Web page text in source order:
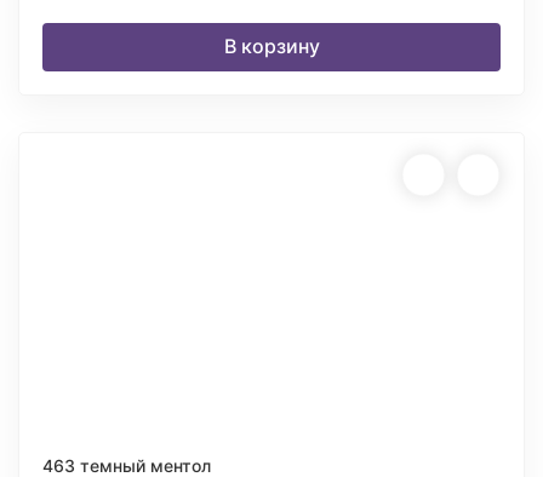
В корзину
463 темный ментол